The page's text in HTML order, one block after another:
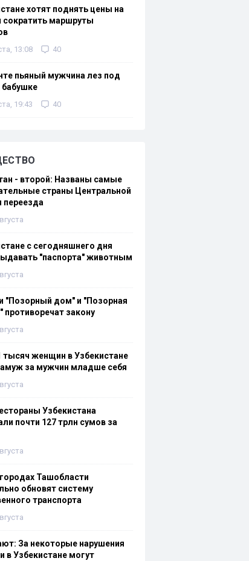
хотят поднять цены на
сократить маршруты
13:08 40
пьяный мужчина лез под
бабушке
19:43 40
- второй: Названы самые
страны Центральной
переезда
с сегодняшнего дня
"паспорта" животным
"Позорный дом" и "Позорная
противоречат закону
тысяч женщин в Узбекистане
за мужчин младше себя
Узбекистана
почти 127 трлн сумов за
Ташобласти
обновят систему
транспорта
За некоторые нарушения
в Узбекистане могут